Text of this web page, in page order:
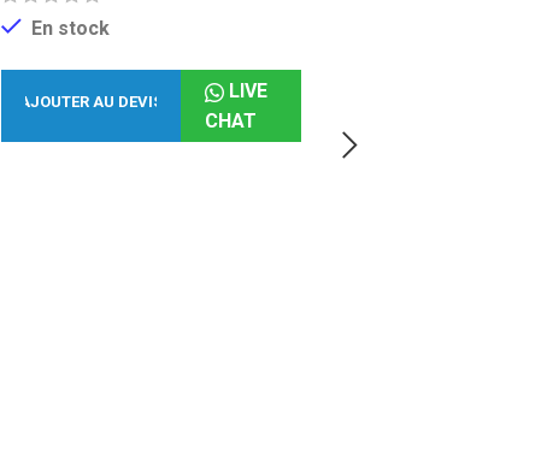
En stock
AJOUTER AU DEVIS
LIVE
CHAT
Conduits Circulaires